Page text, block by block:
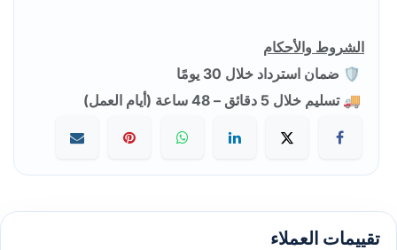
الشروط والأحكام
🛡️ ضمان استرداد خلال 30 يومًا
🚚 تسليم خلال 5 دقائق – 48 ساعة (أيام العمل)
تقييمات العملاء